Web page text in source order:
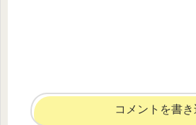
コメントを書き